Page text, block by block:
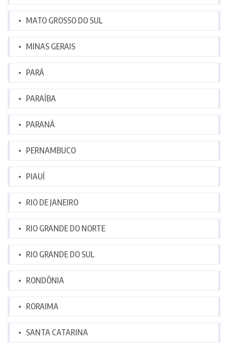
MATO GROSSO DO SUL
MINAS GERAIS
PARÁ
PARAÍBA
PARANÁ
PERNAMBUCO
PIAUÍ
RIO DE JANEIRO
RIO GRANDE DO NORTE
RIO GRANDE DO SUL
RONDÔNIA
RORAIMA
SANTA CATARINA